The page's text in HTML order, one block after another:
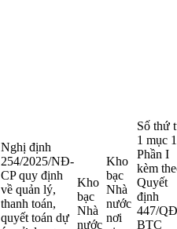
Nghị định
254/2025/NĐ-
CPquy định
về quản lý,
thanh toán,
quyết toán dự
Kho
bạc
Nhà
nước
Kho
bạc
Nhà
nước
nơi
Số thứ
1 mục 1
Phần I
kèm
Quyết
định
447/
BTC